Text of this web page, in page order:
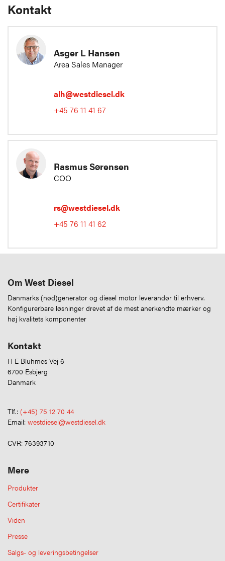
Kontakt
Asger L Hansen
Area Sales Manager
alh@westdiesel.dk
+45 76 11 41 67
Rasmus Sørensen
COO
rs@westdiesel.dk
+45 76 11 41 62
Om West Diesel
Danmarks (nød)generator og diesel motor leverandør til erhverv.
Konfigurerbare løsninger drevet af de mest anerkendte mærker og
høj kvalitets komponenter
Kontakt
H E Bluhmes Vej 6
6700 Esbjerg
Danmark
Tlf.: (+45) 75 12 70 44
Email: westdiesel@westdiesel.dk
CVR: 76393710
Mere
Produkter
Certifikater
Viden
Presse
Salgs- og leveringsbetingelser